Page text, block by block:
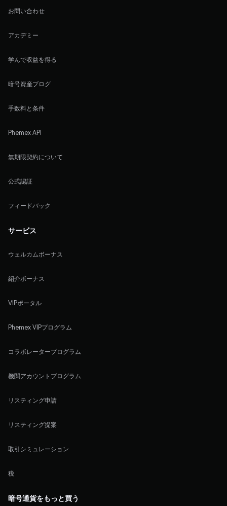
お問い合わせ
アカデミー
学んで収益を得る
暗号資産ブログ
手数料と条件
Phemex API
無期限契約について
公式認証
フィードバック
サービス
ウェルカムボーナス
紹介ボーナス
VIPポータル
Phemex VIPプログラム
コラボレータープログラム
機関アカウントプログラム
リスティング申請
リスティング提案
取引シミュレーション
税
暗号通貨をもっと買う